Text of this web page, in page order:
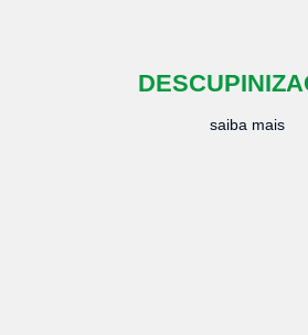
saiba mais